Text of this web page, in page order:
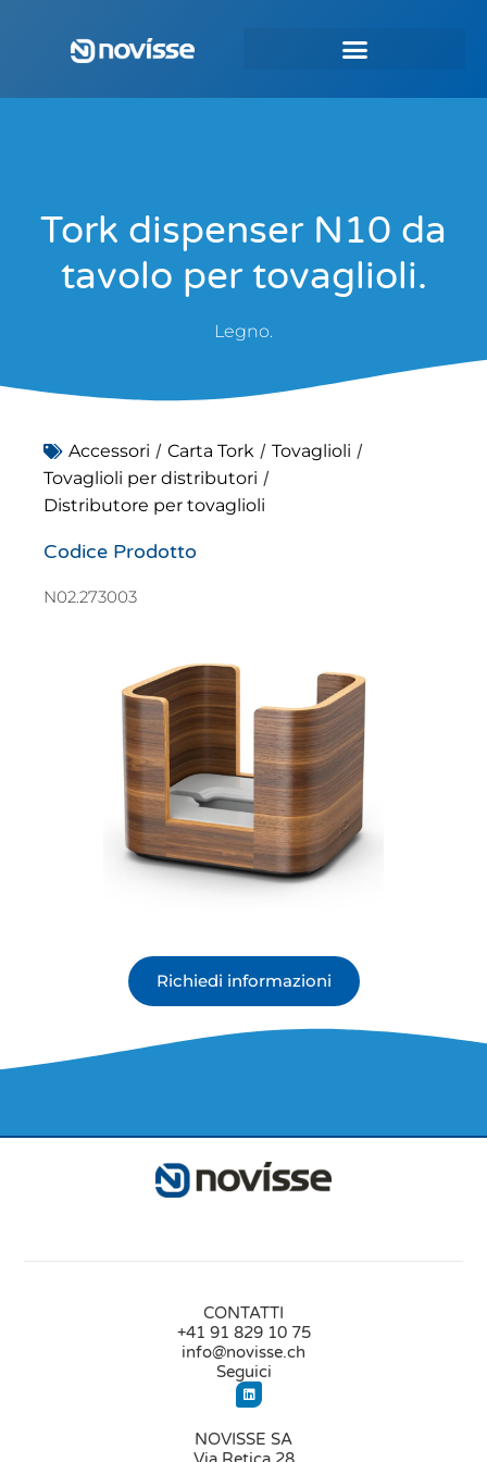
Tork dispenser N10 da
tavolo per tovaglioli.
Legno.
Accessori / Carta Tork / Tovaglioli /
Tovaglioli per distributori /
Distributore per tovaglioli
Codice Prodotto
N02.273003
Richiedi informazioni
CONTATTI
+41 91 829 10 75
info@novisse.ch
Seguici
NOVISSE SA